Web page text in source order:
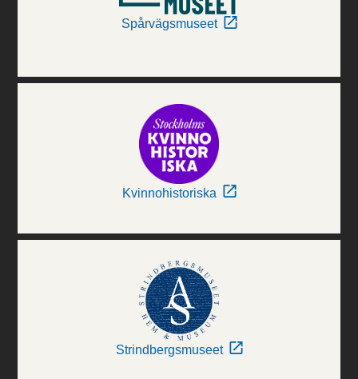
Spårvägsmuseet
Kvinnohistoriska
Strindbergsmuseet